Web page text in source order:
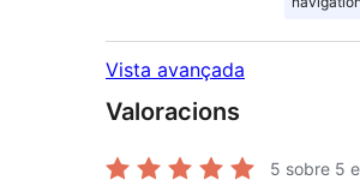
Vista avançada
Valoracions
5 sobre 5